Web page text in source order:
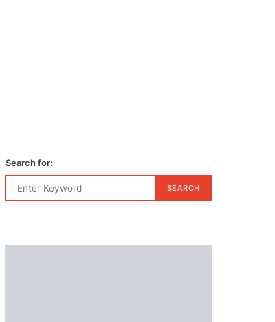
Search for:
SEARCH